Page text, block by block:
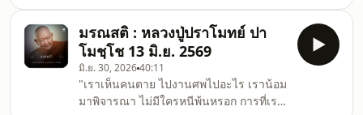
แปลว่าสัมปชัญ
มั่น ต่อไปเราก็ดูจิตใจของตัวเอง จิตสุขก็รู้
ทุกข์ก็รู้ ดีก็รู้ ชั่วก็รู้ เราไม่เลือกว่าต้องสุข
ตลอด ไม่เลือกว่าต้องดี อะไรก็ได้ ถ้าผ่าน
เข้ามาสู่ความรับรู้ของจิต แค่รู้แค่เห็นไป
เรื่อยๆ เราก็จะเห็นว่าทุกอย่างเกิดแล้วดับ
ฝึกเรื่อยๆ แล้วต่อไปจิตก็จะบรรลุมรรคผลได้
มรณสติ : หลวงปู่ปราโมทย์ ปา
โมชฺโช 13 มิ.ย. 2569
มิ.ย. 30, 202640:11
"เราเห็นคนตาย ไปงานศพไปอะไร เราน้อม
มาพิจารณา ไม่มีใครหนีพ้นหรอก การที่เรา